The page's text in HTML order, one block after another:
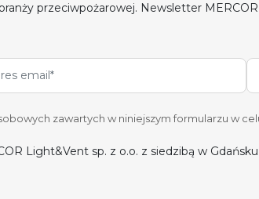
przeciwpożarowej. Newsletter
zawartych w niniejszym formularzu w
Light&Vent sp. z o.o. z siedzibą w